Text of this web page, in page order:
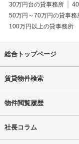
30万円台の貸事務所
50万円～70万円の貸事務
100万円以上の貸事務所
総合トップページ
賃貸物件検索
物件閲覧履歴
社長コラム